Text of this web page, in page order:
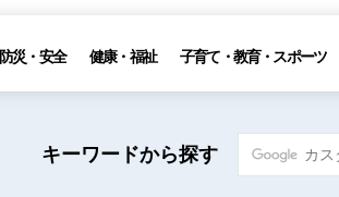
防災・安全 健康・福祉 子育て・教育・スポーツ
キーワードから探す